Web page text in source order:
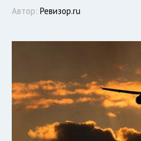
Автор: Ревизор.ru